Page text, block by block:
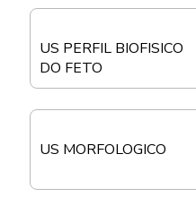
US PERFIL BIOFISICO
DO FETO
US MORFOLOGICO